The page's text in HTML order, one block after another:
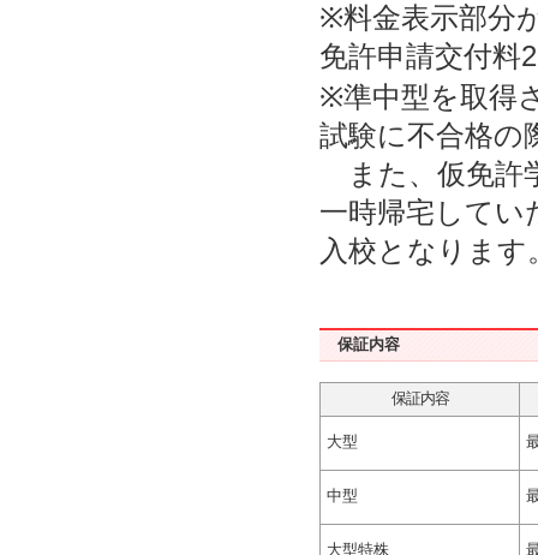
※料金表示部分
免許申請交付料
※準中型を取得
試験に不合格の
また、仮免許
一時帰宅してい
入校となります
保証内容
保証内容
大型
中型
大型特株